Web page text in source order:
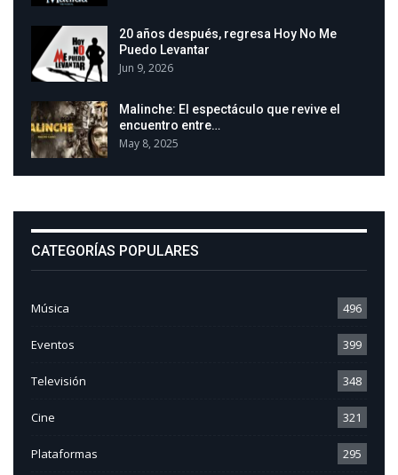
20 años después, regresa Hoy No Me
Puedo Levantar
Jun 9, 2026
Malinche: El espectáculo que revive el
encuentro entre…
May 8, 2025
CATEGORÍAS POPULARES
Música 496
Eventos 399
Televisión 348
Cine 321
Plataformas 295